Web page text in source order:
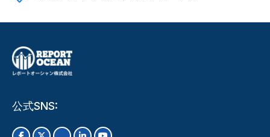
公式SNS: